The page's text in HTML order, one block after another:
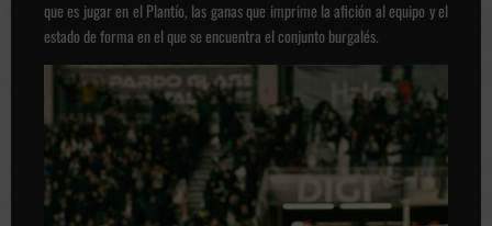
que es jugar en el Plantío, las ganas que imprime la afición al equipo y el
estado de forma en el que se encuentra el conjunto burgalés.